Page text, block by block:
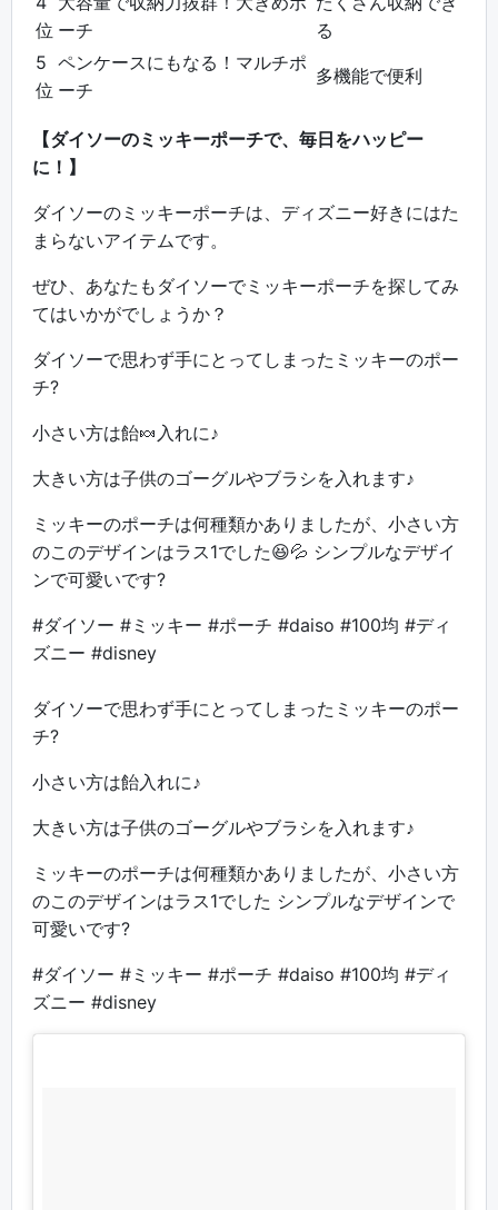
位 ーチ
る
5
位
ペンケースにもなる！マルチポ
ーチ
多機能で便利
【ダイソーのミッキーポーチで、毎日をハッピー
に！】
ダイソーのミッキーポーチは、ディズニー好きにはた
まらないアイテムです。
ぜひ、あなたもダイソーでミッキーポーチを探してみ
てはいかがでしょうか？
ダイソーで思わず手にとってしまったミッキーのポー
チ?
小さい方は飴🍬入れに♪
大きい方は子供のゴーグルやブラシを入れます♪
ミッキーのポーチは何種類かありましたが、小さい方
のこのデザインはラス1でした😆💦 シンプルなデザイ
ンで可愛いです?
#ダイソー #ミッキー #ポーチ #daiso #100均 #ディ
ズニー #disney
ダイソーで思わず手にとってしまったミッキーのポー
チ?
小さい方は飴入れに♪
大きい方は子供のゴーグルやブラシを入れます♪
ミッキーのポーチは何種類かありましたが、小さい方
のこのデザインはラス1でした シンプルなデザインで
可愛いです?
#ダイソー #ミッキー #ポーチ #daiso #100均 #ディ
ズニー #disney